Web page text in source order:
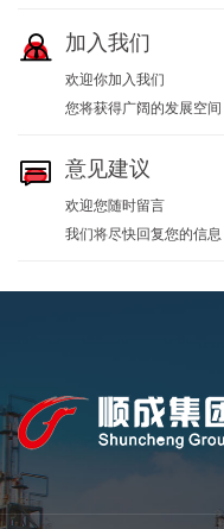
 加入我们
欢迎你加入我们
您将获得广阔的发展空间
 意见建议
欢迎您随时留言
我们将尽快回复您的信息